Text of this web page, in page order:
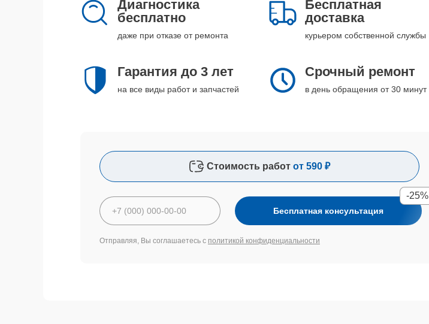
Диагностика
бесплатно
даже при отказе от ремонта
Бесплатная
доставка
курьером собственной службы
Гарантия до 3 лет
на все виды работ и запчастей
Срочный ремонт
в день обращения от 30 минут
Стоимость работ от 590 ₽
Бесплатная консультация
-25%
Отправляя, Вы соглашаетесь с политикой конфиденциальности